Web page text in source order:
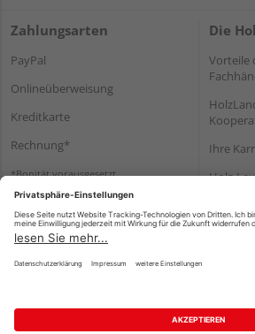
Zahlungsarten
PayPal
Onlineüberweisung
Kreditkarte
Rechnung*
*Bonität vorausgesetzt
Die
Vorteile
Ihre
Holz-
Impressum Datenschutz